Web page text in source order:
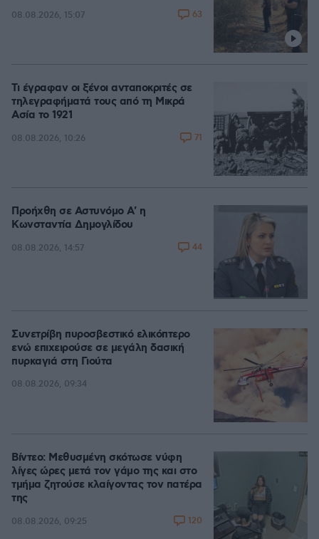
08.08.2026, 15:07 63
Τι έγραφαν οι ξένοι ανταποκριτές σε
τηλεγραφήματά τους από τη Μικρά
Ασία το 1921
08.08.2026, 10:26 71
Προήχθη σε Αστυνόμο Α' η
Κωνσταντία Δημογλίδου
08.08.2026, 14:57 44
Συνετρίβη πυροσβεστικό ελικόπτερο
ενώ επιχειρούσε σε μεγάλη δασική
πυρκαγιά στη Γιούτα
08.08.2026, 09:34
Βίντεο: Μεθυσμένη σκότωσε νύφη
λίγες ώρες μετά τον γάμο της και στο
τμήμα ζητούσε κλαίγοντας τον πατέρα
της
08.08.2026, 09:25 120